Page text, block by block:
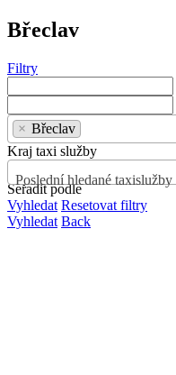
Břeclav
Filtry
× Břeclav
Kraj taxi služby
Poslední hledané taxislužby
Seřadit podle
Vyhledat Resetovat filtry
Vyhledat Back